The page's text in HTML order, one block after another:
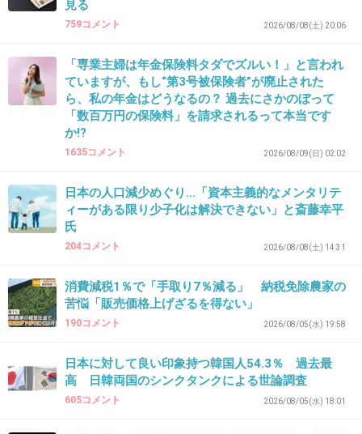
見る
759コメント 2026/08/08(土) 20:06
「専業主婦は年金保険料タダでズルい！」と言われ
ていますが、もし“第3号被保険者”が廃止された
ら、私の年金はどうなるの？ 過去にさかのぼって
「数百万円の保険料」を請求されるって本当です
か!?
1635コメント 2026/08/09(日) 02:02
日本の人口減少めぐり...「資本主義的なメンタリテ
ィーがある限り少子化は解決できない」と斎藤幸平
氏
204コメント 2026/08/08(土) 14:31
消費減税1％で「手取り7％減る」 納税免除農家の
苦悩「販売価格上げざるを得ない」
190コメント 2026/08/05(水) 19:58
日本に対して良い印象持つ韓国人54.3％ 過去最
高 日韓両国のシンクタンクによる世論調査
605コメント 2026/08/05(水) 18:01